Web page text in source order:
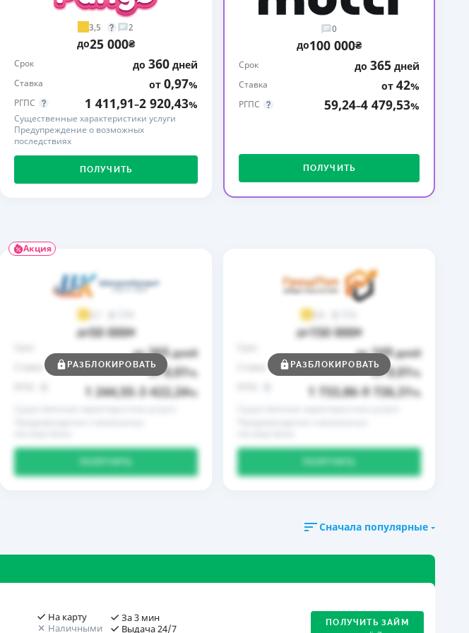
ЕЖЕМЕСЯЧНЫЙ ОБЗОР
ПУТЕВОДИТЕЛИ ПО
БАНКОВСКИМ КАРТАМ
ПУТЕВОДИТЕЛИ ПО
ВСЕ СТРАХОВЫЕ ПОЛИСЫ
СТРАХОВЫЕ КОМПАНИИ
ОТЗЫВЫ О СТРАХОВЫХ
КОМПАНИЯХ
3,5 2
до25 000₴
Срок до 360 дней
Ставка от 0,97%
РГПС 1 411,91–2 920,43%
Существенные характеристики услуги
Предупреждение о возможных
последствиях
ПОЛУЧИТЬ
0
до100 000₴
Срок до 365 дней
Ставка от 42%
РГПС 59,24–4 479,53%
ПОЛУЧИТЬ
Акция
3,7
до50 000₴
до 365дней
от0,01%
1 244,55 3 422,24%
РАЗБЛОКИРОВАТЬ
3,9
до150 000₴
до 169дней
от0,01%
1 733,86 9 726,31%
РАЗБЛОКИРОВАТЬ
Сначала популярные
На карту
Наличными
За 3 мин
Выдача 24/7
ПОЛУЧИТЬ ЗАЙМ